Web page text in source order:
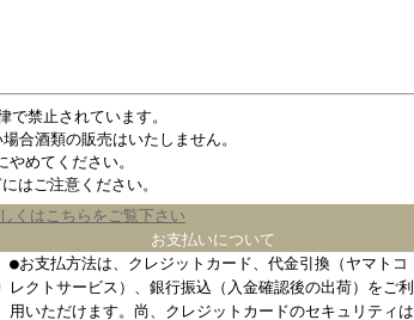
で禁止されています。
合酒類の販売はいたしません。
めてください。
はご注意ください。
くはこちらをご覧下さい
お支払いについて
●お支払方法は、クレジットカード、代金引換（ヤマトコ
レクトサービス）、銀行振込（入金確認後の出荷）をご利
用いただけます。尚、クレジットカードのセキュリティは